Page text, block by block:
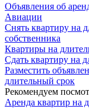
Объявления об
Авиации
Снять квартиру на
собственника
Квартиры на
Сдать квартиру на
Разместить
длительный срок
Рекомендуем
Аренда квартир на